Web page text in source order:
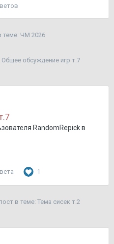
теме: ЧМ 2026
Общее обсуждение игр т.7
RandomRepickв
1
в теме: Тема сисек т.2